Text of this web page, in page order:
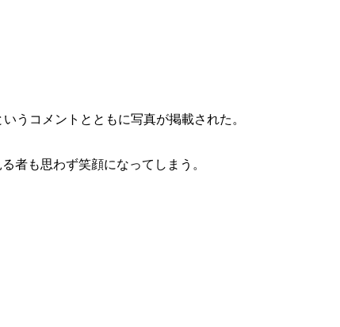
うコメントとともに写真が掲載された。
者も思わず笑顔になってしまう。